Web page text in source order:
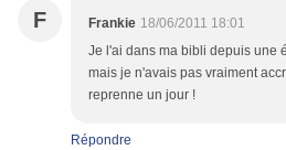
F Frankie 18/06/2011 18:01
Je l'ai dans ma bibli depuis une
mais je n'avais pas vraiment
reprenne un jour !
Répondre